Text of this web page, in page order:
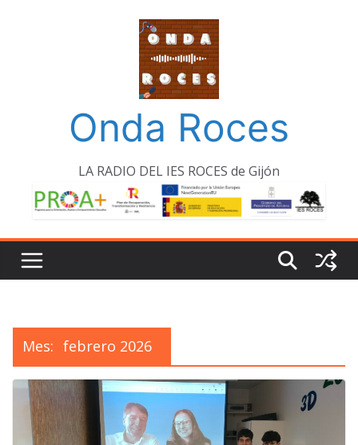
Onda Roces
LA RADIO DEL IES ROCES de Gijón
Mes: febrero 2026